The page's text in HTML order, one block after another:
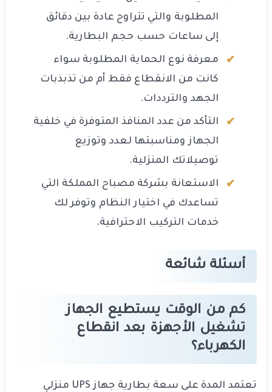
المطلوبة والتي تتراوح عادة بين دقائق
إلى ساعات حسب حجم البطارية.
معرفة نوع الحماية المطلوبة سواء
كانت من الانقطاع فقط أم من تذبذبات
الجهد والترددات.
التأكد من عدد المنافذ المتوفرة في خلفية
الجهاز ومناسبتها لعدد وتوزيع
توصيلاتك المنزلية.
الاستعانة بشركة مصباح المملكة التي
تساعدك في اختيار النظام وتوفر لك
خدمات التركيب الاحترافية.
أسئلة شائعة
كم من الوقت يستطيع الجهاز
تشغيل الأجهزة بعد انقطاع
الكهرباء؟
تعتمد المدة على سعة بطارية جهاز UPS منزلي